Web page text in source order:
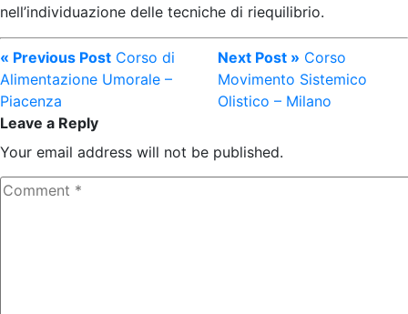
nell’individuazione delle tecniche di riequilibrio.
« Previous Post Corso di
Alimentazione Umorale –
Piacenza
Next Post » Corso
Movimento Sistemico
Olistico – Milano
Leave a Reply
Your email address will not be published.